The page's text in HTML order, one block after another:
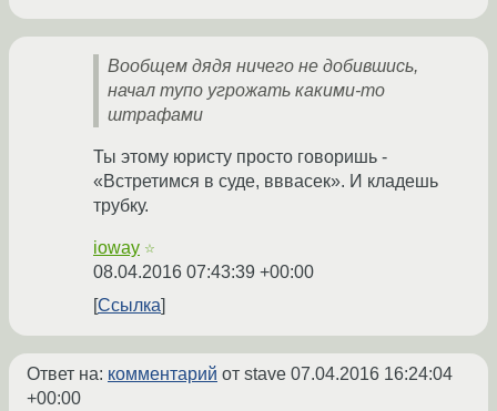
Вообщем дядя ничего не добившись,
начал тупо угрожать какими-то
штрафами
Ты этому юристу просто говоришь -
«Встретимся в суде, вввасек». И кладешь
трубку.
ioway ☆
08.04.2016 07:43:39 +00:00
Ссылка
Ответ на: комментарий от stave 07.04.2016 16:24:04
+00:00